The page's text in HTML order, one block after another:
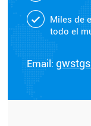
Miles de
todo el
Email: